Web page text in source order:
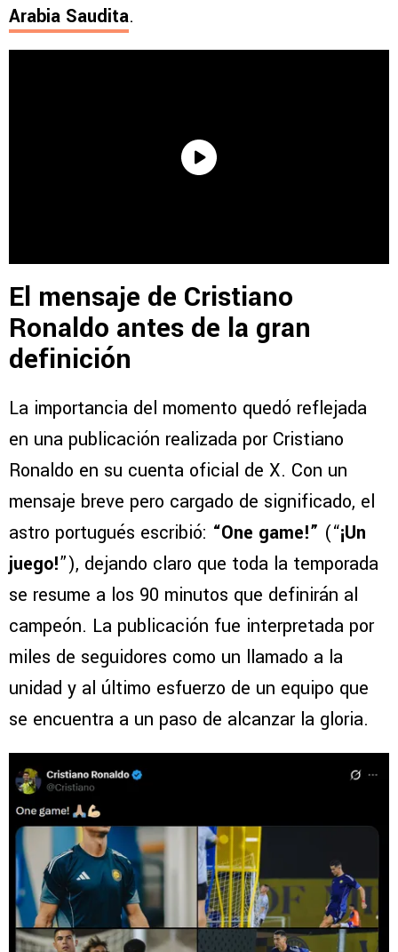
Arabia Saudita.
El mensaje de Cristiano
Ronaldo antes de la gran
definición
La importancia del momento quedó reflejada
en una publicación realizada por Cristiano
Ronaldo en su cuenta oficial de X. Con un
mensaje breve pero cargado de significado, el
astro portugués escribió: “One game!” (“¡Un
juego!”), dejando claro que toda la temporada
se resume a los 90 minutos que definirán al
campeón. La publicación fue interpretada por
miles de seguidores como un llamado a la
unidad y al último esfuerzo de un equipo que
se encuentra a un paso de alcanzar la gloria.